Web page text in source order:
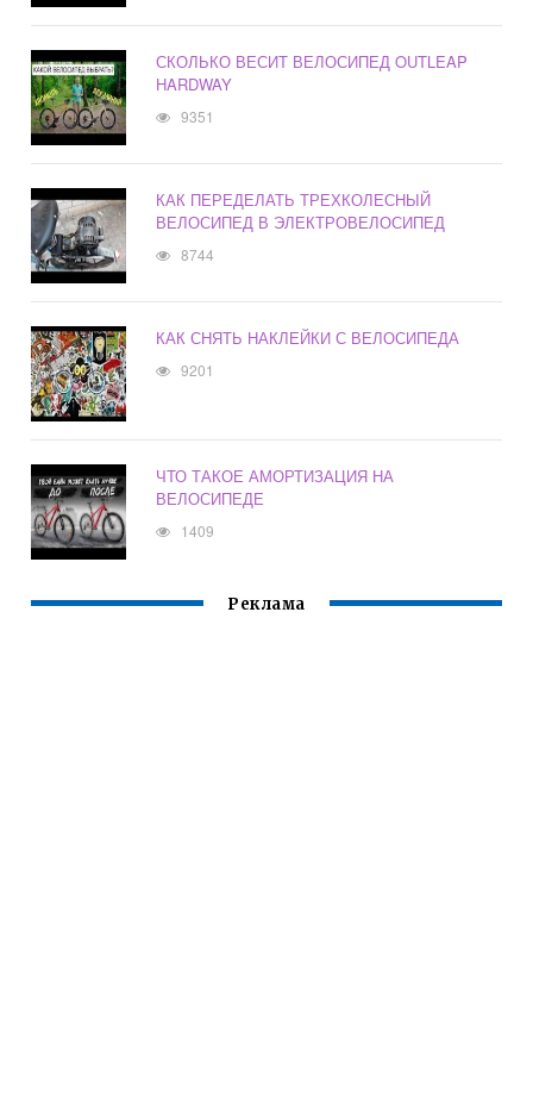
СКОЛЬКО ВЕСИТ ВЕЛОСИПЕД OUTLEAP
HARDWAY
9351
КАК ПЕРЕДЕЛАТЬ ТРЕХКОЛЕСНЫЙ
ВЕЛОСИПЕД В ЭЛЕКТРОВЕЛОСИПЕД
8744
КАК СНЯТЬ НАКЛЕЙКИ С ВЕЛОСИПЕДА
9201
ЧТО ТАКОЕ АМОРТИЗАЦИЯ НА
ВЕЛОСИПЕДЕ
1409
Реклама